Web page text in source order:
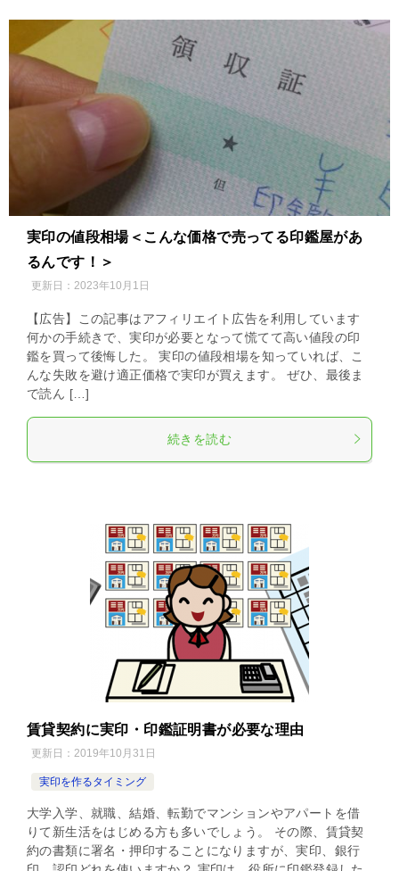
実印の値段相場＜こんな価格で売ってる印鑑屋があ
るんです！＞
更新日： 2023年10月1日
【広告】この記事はアフィリエイト広告を利用しています
何かの手続きで、実印が必要となって慌てて高い値段の印
鑑を買って後悔した。 実印の値段相場を知っていれば、こ
んな失敗を避け適正価格で実印が買えます。 ぜひ、最後ま
で読ん […]
続きを読む
賃貸契約に実印・印鑑証明書が必要な理由
更新日： 2019年10月31日
実印を作るタイミング
大学入学、就職、結婚、転勤でマンションやアパートを借
りて新生活をはじめる方も多いでしょう。 その際、賃貸契
約の書類に署名・押印することになりますが、実印、銀行